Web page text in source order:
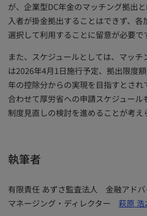
が、企業型DC年金のマッチング拠出
入者が掛金拠出することはできず、各
選択して利用することに留意が必要で
また、スケジュールとしては、マッ
は2026年4月1日施行予定、拠出限度
年の控除分からの実現を目指すとさ
合わせて厚労省への申請スケジュール
制度見直しの検討を進めることが考え
執筆者
有限責任 あずさ監査法人 金融アドバ
マネージング・ディレクター 萩原 浩